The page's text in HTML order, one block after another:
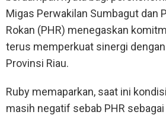
Migas Perwakilan Sumbagut dan
Rokan (PHR) menegaskan
terus memperkuat sinergi
Provinsi Riau.
Ruby memaparkan, saat ini
masih negatif sebab PHR